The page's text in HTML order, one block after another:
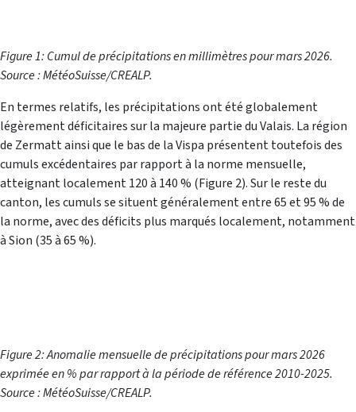
Figure 1: Cumul de précipitations en millimètres pour mars 2026.
Source : MétéoSuisse/CREALP.
En termes relatifs, les précipitations ont été globalement
légèrement déficitaires sur la majeure partie du Valais. La région
de Zermatt ainsi que le bas de la Vispa présentent toutefois des
cumuls excédentaires par rapport à la norme mensuelle,
atteignant localement 120 à 140 % (Figure 2). Sur le reste du
canton, les cumuls se situent généralement entre 65 et 95 % de
la norme, avec des déficits plus marqués localement, notamment
à Sion (35 à 65 %).
Figure 2: Anomalie mensuelle de précipitations pour mars 2026
exprimée en % par rapport à la période de référence 2010-2025.
Source : MétéoSuisse/CREALP.